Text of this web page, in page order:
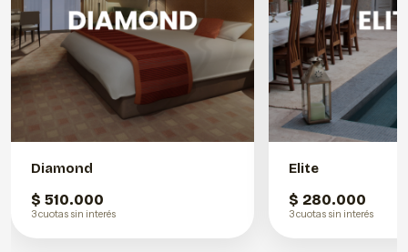
Diamond
$ 510.000
3 cuotas sin interés
Elite
$ 280.000
3 cuotas sin interés